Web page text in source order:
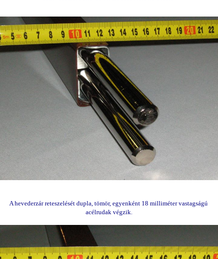
A hevederzár reteszelését dupla, tömör, egyenként 18 milliméter vastagságú
acélrudak végzik.